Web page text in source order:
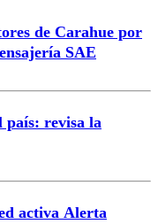
de Carahue por
SAE
país: revisa la
activa Alerta